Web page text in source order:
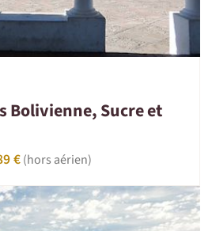
Bolivienne, Sucre et
€(hors aérien)